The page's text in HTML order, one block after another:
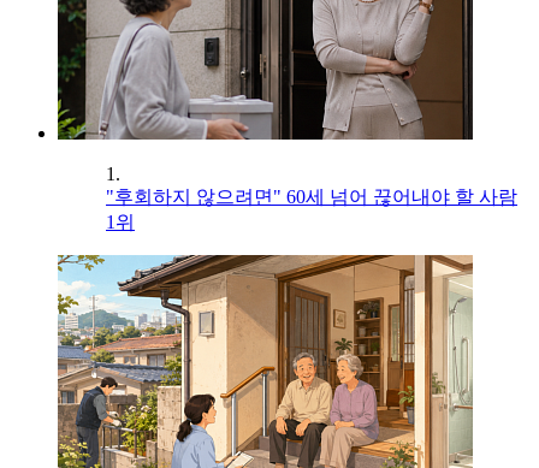
1.
"후회하지 않으려면" 60세 넘어 끊어내야 할 사람
1위